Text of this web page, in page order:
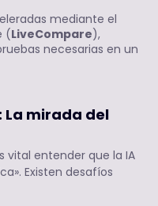
mediante el
(LiveCompare),
necesarias en un
La mirada del
vital entender que la IA
Existen desafíos